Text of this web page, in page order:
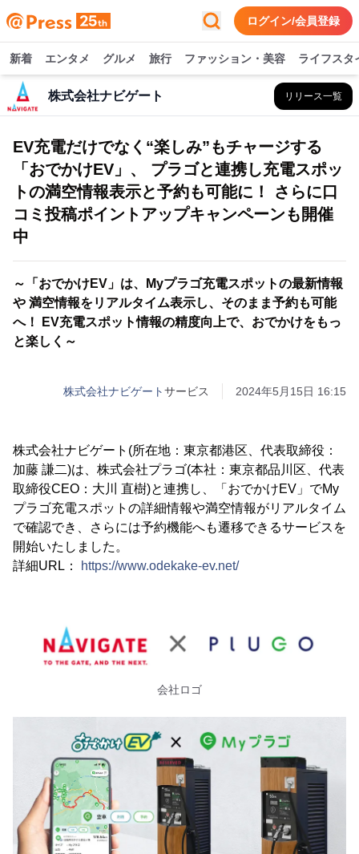
ログイン/会員登録
新着 エンタメ グルメ 旅行 ファッション・美容 ライフスタ
株式会社ナビゲート リリース一覧
EV充電だけでなく“楽しみ”もチャージする
「おでかけEV」、 プラゴと連携し充電スポッ
トの満空情報表示と予約も可能に！ さらに口
コミ投稿ポイントアップキャンペーンも開催
中
～「おでかけEV」は、Myプラゴ充電スポットの最新情報
や 満空情報をリアルタイム表示し、そのまま予約も可能
へ！ EV充電スポット情報の精度向上で、おでかけをもっ
と楽しく～
株式会社ナビゲートサービス 2024年5月15日 16:15
株式会社ナビゲート(所在地：東京都港区、代表取締役：
加藤 謙二)は、株式会社プラゴ(本社：東京都品川区、代表
取締役CEO：大川 直樹)と連携し、「おでかけEV」でMy
プラゴ充電スポットの詳細情報や満空情報がリアルタイム
で確認でき、さらには予約機能へも遷移できるサービスを
開始いたしました。
詳細URL：
https://www.odekake-ev.net/
会社ロゴ